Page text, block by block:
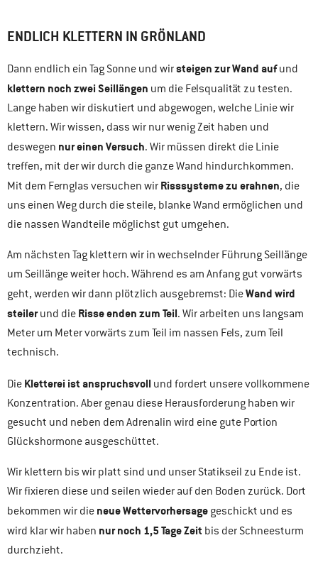
ENDLICH KLETTERN IN GRÖNLAND
Dann endlich ein Tag Sonne und wirsteigen zur Wand aufund
klettern noch zwei Seillängen um die Felsqualität zu testen.
Lange haben wir diskutiert und abgewogen, welche Linie wir
klettern. Wir wissen, dass wir nur wenig Zeit haben und
deswegen nur einen Versuch. Wir müssen direkt die Linie
treffen, mit der wir durch die ganze Wand hindurchkommen.
Mit dem Fernglas versuchen wir Risssysteme zu erahnen, die
uns einen Weg durch die steile, blanke Wand ermöglichen und
die nassen Wandteile möglichst gut umgehen.
Am nächsten Tag klettern wir in wechselnder Führung Seillänge
um Seillänge weiter hoch. Während es am Anfang gut vorwärts
geht, werden wir dann plötzlich ausgebremst: DieWand wird
steilerund die Risse enden zum Teil. Wir arbeiten uns langsam
Meter um Meter vorwärts zum Teil im nassen Fels, zum Teil
technisch.
Die Kletterei ist anspruchsvoll und fordert unsere vollkommene
Konzentration. Aber genau diese Herausforderung haben wir
gesucht und neben dem Adrenalin wird eine gute Portion
Glückshormone ausgeschüttet.
Wir klettern bis wir platt sind und unser Statikseil zu Ende ist.
Wir fixieren diese und seilen wieder auf den Boden zurück. Dort
bekommen wir die neue Wettervorhersage geschickt und es
wird klar wir haben nur noch 1,5 Tage Zeit bis der Schneesturm
durchzieht.